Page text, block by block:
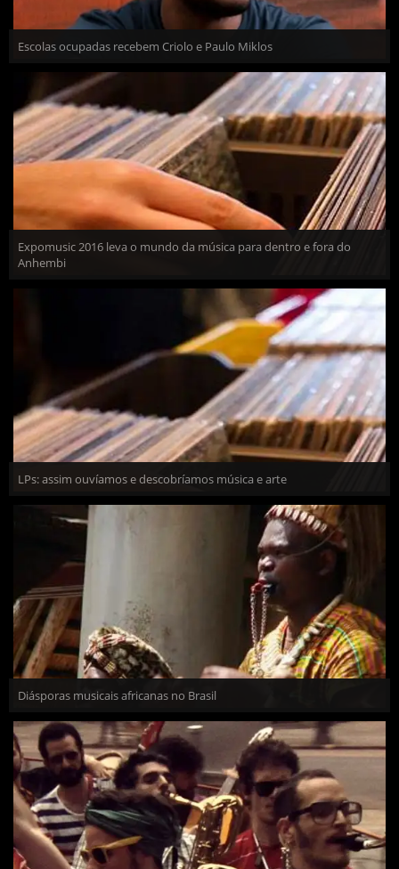
Escolas ocupadas recebem Criolo e Paulo Miklos
Expomusic 2016 leva o mundo da música para dentro e fora do
Anhembi
LPs: assim ouvíamos e descobríamos música e arte
Diásporas musicais africanas no Brasil